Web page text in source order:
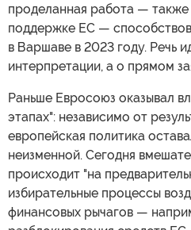
проделанная работа —
поддержке ЕС —
в Варшаве в 2023 году. Речь
интерпретации, а о прямом
Раньше Евросоюз оказывал
этапах": независимо от
европейская политика
неизменной. Сегодня
происходит "на
избирательные процессы
финансовых рычагов —